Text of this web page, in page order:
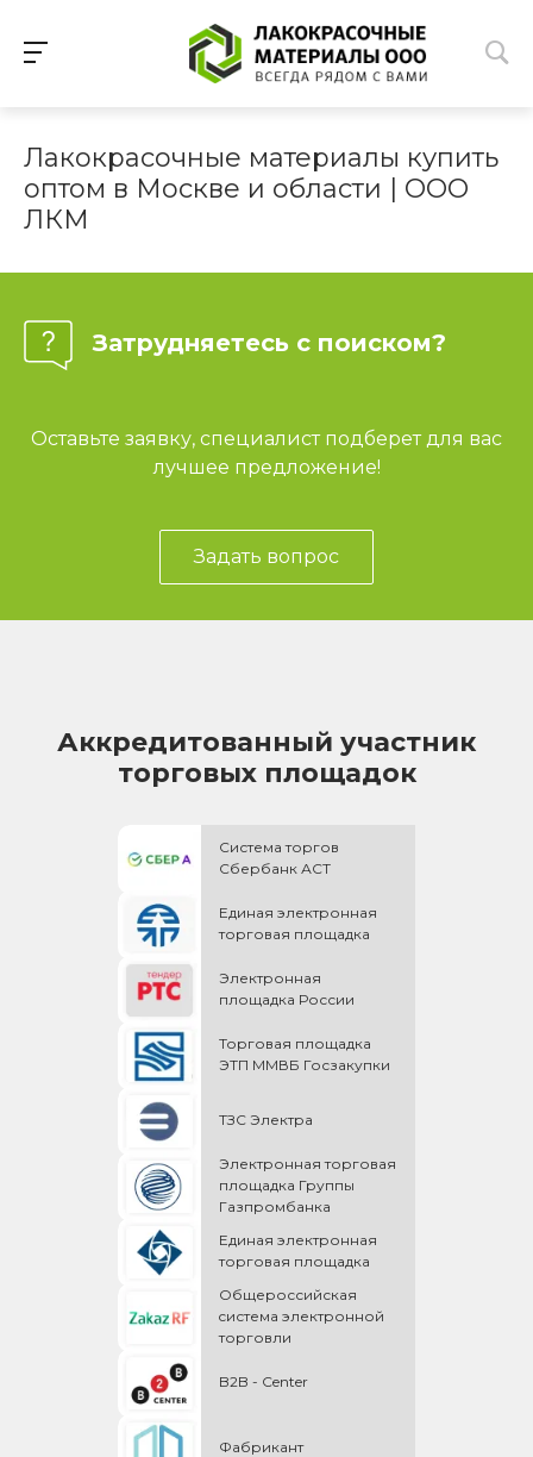
Лакокрасочные материалы купить
оптом в Москве и области | ООО
ЛКМ
Затрудняетесь с поиском?
Оставьте заявку, специалист подберет для вас
лучшее предложение!
Задать вопрос
Аккредитованный участник
торговых площадок
Система торгов
Сбербанк АСТ
Единая электронная
торговая площадка
Электронная
площадка России
Торговая площадка
ЭТП ММВБ Госзакупки
ТЗС Электра
Электронная торговая
площадка Группы
Газпромбанка
Единая электронная
торговая площадка
Общероссийская
cистема электронной
торговли
B2B - Center
Фабрикант